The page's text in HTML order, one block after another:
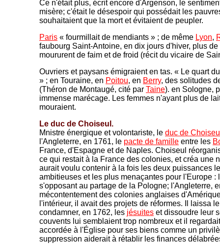
Ce n'était plus, écrit encore d'Argenson, le
misère; c'était le désespoir qui possédait les
souhaitaient que la mort et évitaient de peupler.
Paris « fourmillait de mendiants » ; de même Lyon,
faubourg Saint-Antoine, en dix jours d'hiver, plus
moururent de faim et de froid (récit du vicaire de
Ouvriers et paysans émigraient en tas. « Le quart
» ; en Touraine, en Poitou, en Berry, des solitudes
(Théron de Montaugé, cité par Taine). en Sologne,
immense marécage. Les femmes n'ayant plus de
mouraient.
Le duc de Choiseul.
Mnistre énergique et volontariste, le duc de
l'Angleterre, en 1761, le pacte de famille entre les
France, d'Espagne et de Naples. Choiseul
ce qui restait à la France des colonies, et créa une
aurait voulu contenir à la fois les deux puissances
ambitieuses et les plus menaçantes pour l'Europe :
s'opposant au partage de la Pologne; l'Angleterre,
mécontentement des colonies anglaises
l'intérieur, il avait des projets de réformes. Il laissa
condamner, en 1762, les jésuites et dissoudre leur
couvents lui semblaient trop nombreux et il
accordée à l'Église pour ses biens comme un
suppression aiderait à rétablir les finances